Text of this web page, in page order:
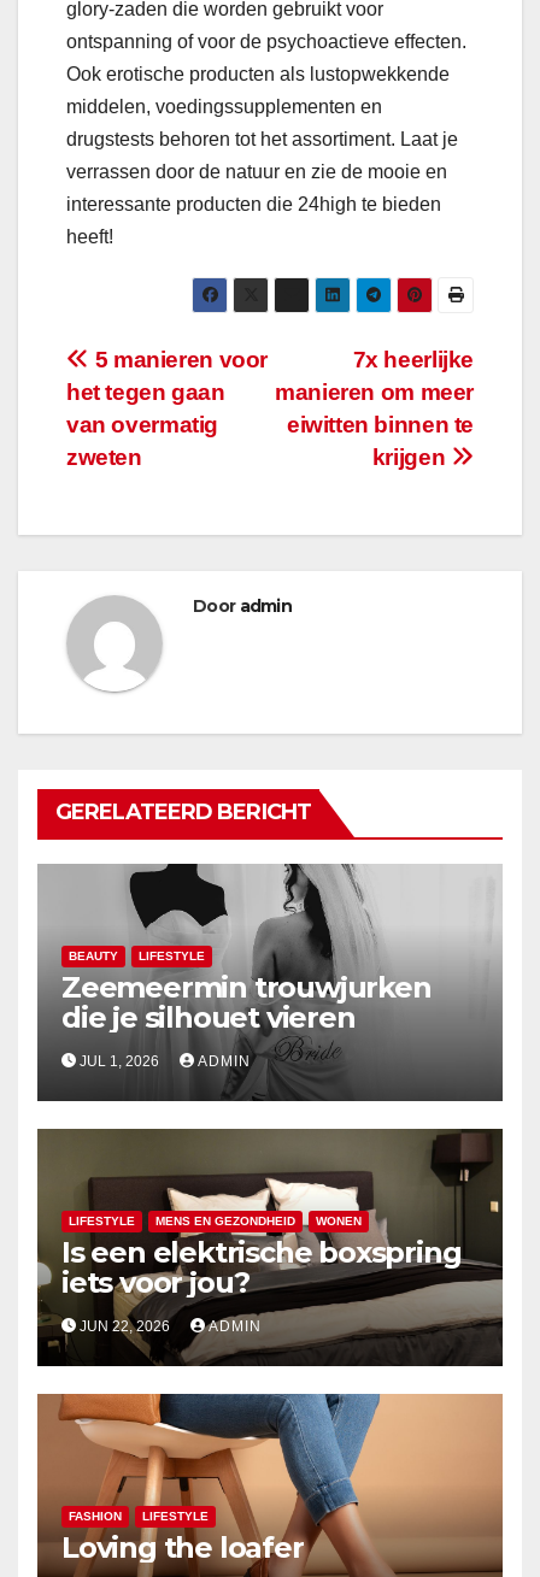
glory-zaden die worden gebruikt voor
ontspanning of voor de psychoactieve effecten.
Ook erotische producten als lustopwekkende
middelen, voedingssupplementen en
drugstests behoren tot het assortiment. Laat je
verrassen door de natuur en zie de mooie en
interessante producten die 24high te bieden
heeft!
Bericht
navigatie
7x heerlijke
manieren om meer
eiwitten binnen te
krijgen
5 manieren voor
het tegen gaan
van overmatig
zweten
Door admin
GERELATEERD BERICHT
BEAUTY LIFESTYLE
Zeemeermin trouwjurken
die je silhouet vieren
JUL 1, 2026 ADMIN
LIFESTYLE MENS EN GEZONDHEID WONEN
Is een elektrische boxspring
iets voor jou?
JUN 22, 2026 ADMIN
FASHION LIFESTYLE
Loving the loafer